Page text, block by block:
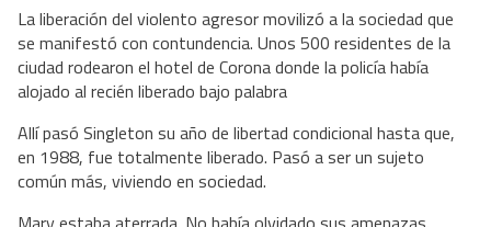
La liberación del violento agresor movilizó a la sociedad que
se manifestó con contundencia. Unos 500 residentes de la
ciudad rodearon el hotel de Corona donde la policía había
alojado al recién liberado bajo palabra
Allí pasó Singleton su año de libertad condicional hasta que,
en 1988, fue totalmente liberado. Pasó a ser un sujeto
común más, viviendo en sociedad.